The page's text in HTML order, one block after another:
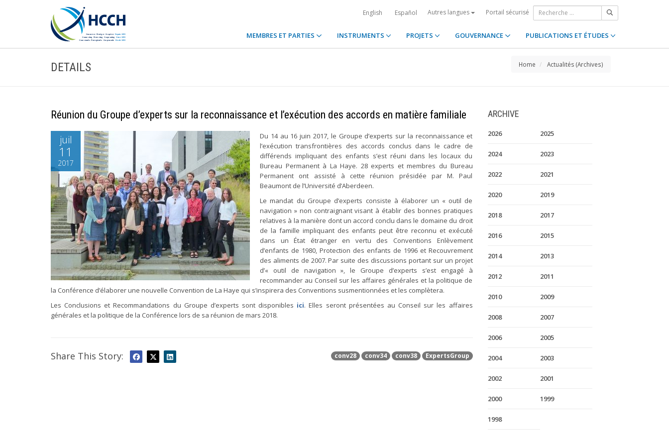
English Español Autres langues Portail sécurisé
MEMBRES ET PARTIES INSTRUMENTS PROJETS GOUVERNANCE PUBLICATIONS ET ÉTUDES
DETAILS Home Actualités (Archives)
Réunion du Groupe d’experts sur la reconnaissance et l’exécution des accords en matière familiale
juil
11
2017
Du 14 au 16 juin 2017, le Groupe d’experts sur la reconnaissance et
l’exécution transfrontières des accords conclus dans le cadre de
différends impliquant des enfants s’est réuni dans les locaux du
Bureau Permanent à La Haye. 28 experts et membres du Bureau
Permanent ont assisté à cette réunion présidée par M. Paul
Beaumont de l’Université d’Aberdeen.
Le mandat du Groupe d’experts consiste à élaborer un « outil de
navigation » non contraignant visant à établir des bonnes pratiques
relatives à la manière dont un accord conclu dans le domaine du droit
de la famille impliquant des enfants peut être reconnu et exécuté
dans un État étranger en vertu des Conventions Enlèvement
d’enfants de 1980, Protection des enfants de 1996 et Recouvrement
des aliments de 2007. Par suite des discussions portant sur un projet
d’« outil de navigation », le Groupe d’experts s’est engagé à
recommander au Conseil sur les affaires générales et la politique de
la Conférence d’élaborer une nouvelle Convention de La Haye qui s’inspirera des Conventions susmentionnées et les complètera.
Les Conclusions et Recommandations du Groupe d’experts sont disponibles ici. Elles seront présentées au Conseil sur les affaires
générales et la politique de la Conférence lors de sa réunion de mars 2018.
conv28 conv34 conv38 ExpertsGroup
Share This Story:
ARCHIVE
2026 2025
2024 2023
2022 2021
2020 2019
2018 2017
2016 2015
2014 2013
2012 2011
2010 2009
2008 2007
2006 2005
2004 2003
2002 2001
2000 1999
1998